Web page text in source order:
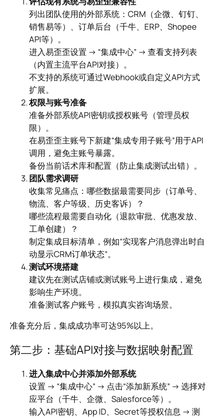
列出团队使用的外部系统：CRM（企微、钉钉、
销售易等）、订单后台（千牛、ERP、Shopee
API等）。
进入易歪歪设置 → “集成中心” → 查看支持列表
（内置主流平台API对接）。
不支持的系统可通过Webhook或自定义API方式
扩展。
权限与账号准备
准备外部系统API密钥或授权账号（管理员权
限）。
在易歪歪主账号下新建“集成专用子账号”用于API
调用，避免主账号暴露。
备份当前话术库和配置（防止集成测试出错）。
团队需求调研
收集常见痛点：哪些数据最需要同步（订单号、
物流、客户等级、历史客诉）？
哪些流程最需要自动化（退款审批、优惠发放、
工单创建）？
制定集成目标清单，例如“实现客户消息弹出时自
动显示CRM订单状态”。
测试环境搭建
建议先在测试店铺或测试账号上进行集成，避免
影响生产环境。
准备测试客户账号，模拟真实咨询场景。
准备充分后，集成成功率可达95%以上。
第二步：基础API对接与数据映射配置
进入集成中心并添加外部系统
设置 → “集成中心” → 点击“添加新系统” → 选择对
应平台（千牛、企微、Salesforce等）。
输入API密钥、App ID、Secret等授权信息 → 测